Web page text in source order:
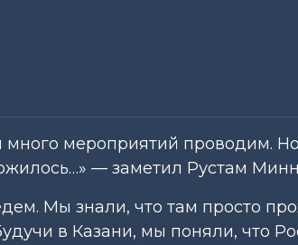
мероприятий проводим.
— заметил Рустам
Мы знали, что там просто
в Казани, мы поняли, что